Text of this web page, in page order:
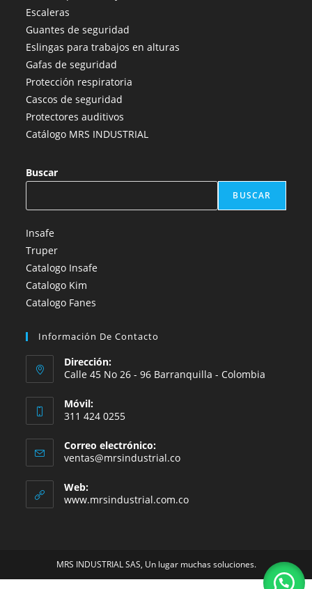
en
una
nueva
pestaña
una
nueva
pestaña
una
nueva
pestaña
nueva
Escaleras
Guantes de seguridad
Eslingas para trabajos en alturas
Gafas de seguridad
Protección respiratoria
Cascos de seguridad
Protectores auditivos
Catálogo MRS INDUSTRIAL
Buscar
BUSCAR
Insafe
Truper
Catalogo Insafe
Catalogo Kim
Catalogo Fanes
Información De Contacto
Dirección:
Calle 45 No 26 - 96 Barranquilla - Colombia
Móvil:
311 424 0255
Correo electrónico:
ventas@mrsindustrial.coSe
tu
aplicación
Web:
www.mrsindustrial.com.co
MRS INDUSTRIAL SAS, Un lugar muchas soluciones.